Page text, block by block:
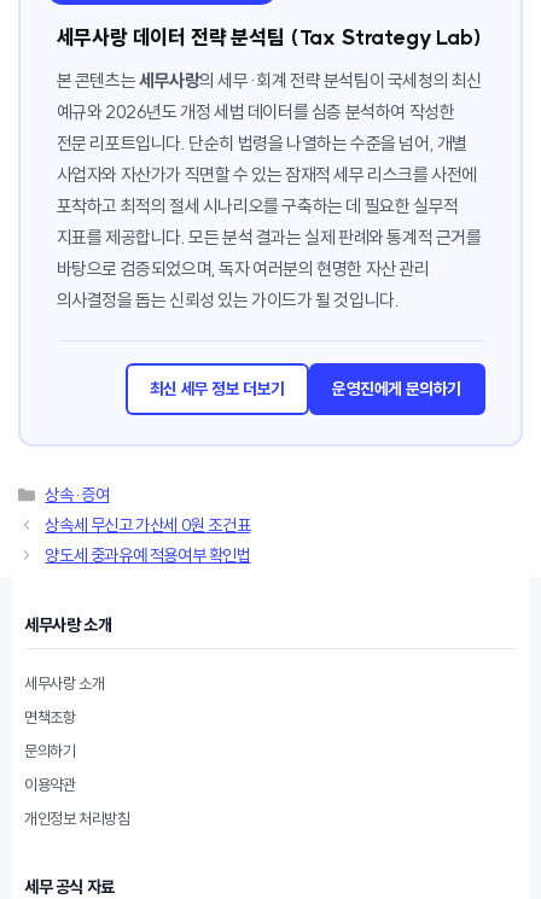
세무사랑 데이터 전략 분석팀 (Tax Strategy Lab)
본 콘텐츠는세무사랑의 세무·회계 전략 분석팀이 국세청의 최신
예규와 2026년도 개정 세법 데이터를 심층 분석하여 작성한
전문 리포트입니다. 단순히 법령을 나열하는 수준을 넘어, 개별
사업자와 자산가가 직면할 수 있는 잠재적 세무 리스크를 사전에
포착하고 최적의 절세 시나리오를 구축하는 데 필요한 실무적
지표를 제공합니다. 모든 분석 결과는 실제 판례와 통계적 근거를
바탕으로 검증되었으며, 독자 여러분의 현명한 자산 관리
의사결정을 돕는 신뢰성 있는 가이드가 될 것입니다.
최신 세무 정보 더보기 운영진에게 문의하기
카
테
리
상속·증여
상속세 무신고 가산세 0원 조건표
양도세 중과유예 적용여부 확인법
세무사랑 소개
세무사랑 소개
면책조항
문의하기
이용약관
개인정보 처리방침
세무 공식 자료